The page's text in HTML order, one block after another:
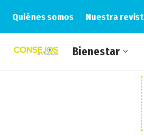
Quiénes somos Nuestra
Bienestar